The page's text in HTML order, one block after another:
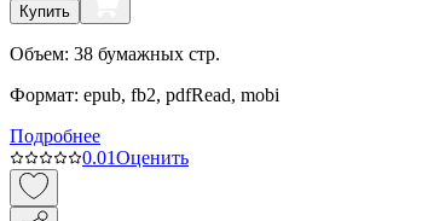
Купить
Объем: 38 бумажных стр.
Формат: epub, fb2, pdfRead, mobi
Подробнее
0.01Оценить